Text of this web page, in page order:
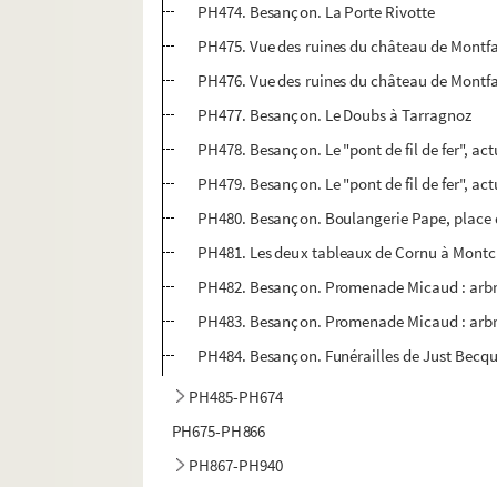
PH474. Besançon. La Porte Rivotte
PH475. Vue des ruines du château de
PH476. Vue des ruines du château de
PH477. Besançon. Le Doubs à Tarragnoz
PH478. Besançon. Le "pont de fil de fer",
PH479. Besançon. Le "pont de fil de fer",
PH480. Besançon. Boulangerie Pape,
PH481. Les deux tableaux de Cornu à
PH482. Besançon. Promenade Micaud :
PH483. Besançon. Promenade Micaud :
PH484. Besançon. Funérailles de Just
PH485-PH674
PH675-PH866
PH867-PH940